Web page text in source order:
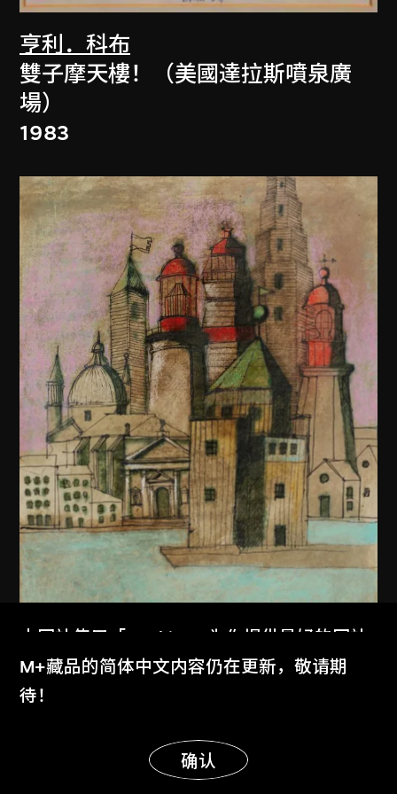
亨利．科布
雙子摩天樓！（美國達拉斯噴泉廣
場）
1983
阿爾多．羅西
本网站使用「Cookies」为你提供最好的网站
体验。
了解更多
明白
M+藏品的简体中文内容仍在更新，敬请期
待！
确认
显示更多